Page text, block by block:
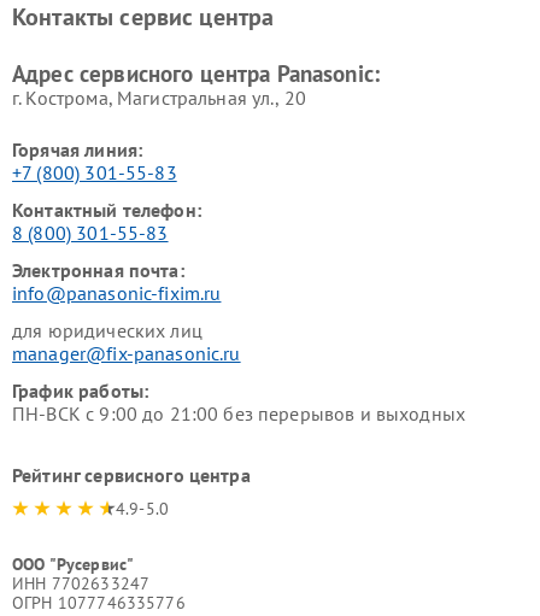
панелей Panasonic
Контакты сервис центра
Адрес сервисного центра Panasonic:
г. Кострома, Магистральная ул., 20
Горячая линия:
+7 (800) 301-55-83
Контактный телефон:
8 (800) 301-55-83
Электронная почта:
info@panasonic-fixim.ru
для юридических лиц
manager@fix-panasonic.ru
График работы:
ПН-ВСК с 9:00 до 21:00 без перерывов и выходных
Рейтинг сервисного центра
4.9-5.0
ООО "Русервис"
ИНН 7702633247
ОГРН 1077746335776